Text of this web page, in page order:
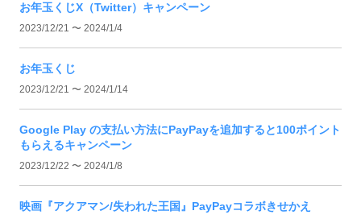
お年玉くじX（Twitter）キャンペーン
2023/12/21 〜 2024/1/4
お年玉くじ
2023/12/21 〜 2024/1/14
Google Play の支払い方法にPayPayを追加すると100ポイント
もらえるキャンペーン
2023/12/22 〜 2024/1/8
映画『アクアマン/失われた王国』PayPayコラボきせかえ